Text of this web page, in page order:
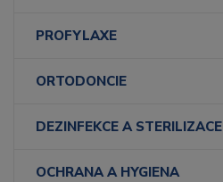
PROFYLAXE
ORTODONCIE
DEZINFEKCE A STERILIZACE
OCHRANA A HYGIENA